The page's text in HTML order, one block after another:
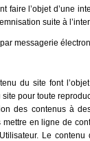
faire l’objet d’une
suite à
messagerie
du site font
pour toute
des contenus à
mettre en ligne de
Le